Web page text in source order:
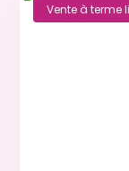
Vente à terme